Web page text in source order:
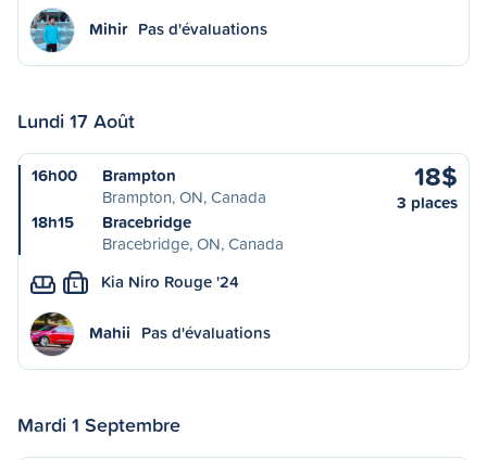
Mihir Pas d'évaluations
Lundi 17 Août
16h00
Brampton
Brampton, ON, Canada
18h15
Bracebridge
Bracebridge, ON, Canada
18$
3 places
L Kia Niro Rouge '24
Mahii Pas d'évaluations
Mardi 1 Septembre